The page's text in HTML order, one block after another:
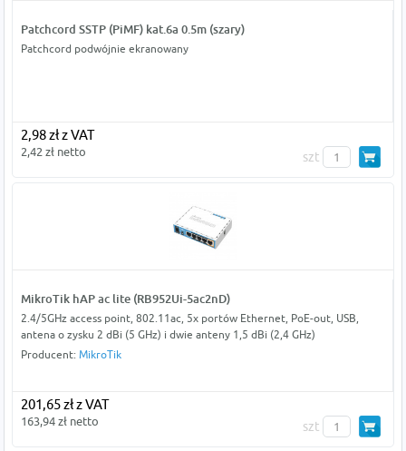
Patchcord SSTP (PiMF) kat.6a 0.5m (szary)
Patchcord podwójnie ekranowany
2,98 zł z VAT
2,42 zł netto szt
MikroTik hAP ac lite (RB952Ui-5ac2nD)
2.4/5GHz access point, 802.11ac, 5x portów Ethernet, PoE-out, USB,
antena o zysku 2 dBi (5 GHz) i dwie anteny 1,5 dBi (2,4 GHz)
Producent: MikroTik
201,65 zł z VAT
163,94 zł netto szt